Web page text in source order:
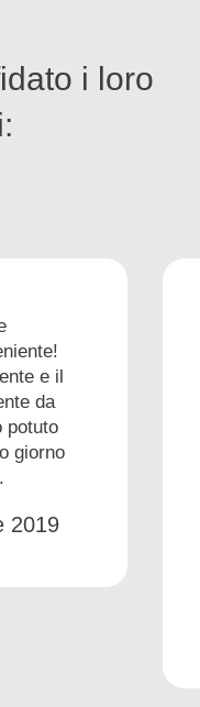
i loro
e il
da
potuto
giorno
2019